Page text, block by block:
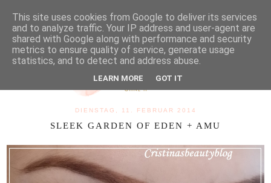
MENU
DIENSTAG, 11. FEBRUAR 2014
SLEEK GARDEN OF EDEN + AMU
This site uses cookies from Google to deliver its services
and to analyze traffic. Your IP address and user-agent are
shared with Google along with performance and security
metrics to ensure quality of service, generate usage
statistics, and to detect and address abuse.
LEARN MORE GOT IT